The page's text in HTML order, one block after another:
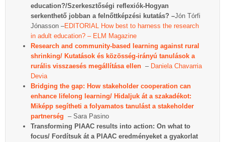
education?/Szerkesztőségi reflexiók-Hogyan
serkenthető jobban a felnőttképzési kutatás? –Jón Tórfi
Jónasson –EDITORIAL How best to harness the research
in adult education? – ELM Magazine
Research and community-based learning against rural
shrinking/ Kutatások és közösség-irányú tanulások a
rurális visszaesés megállítása ellen – Daniela Chavarria
Devia
Bridging the gap: How stakeholder cooperation can
enhance lifelong learning/ Hidaljuk át a szakadékot:
Miképp segítheti a folyamatos tanulást a stakeholder
partnerség – Sara Pasino
Transforming PIAAC results into action: On what to
focus/ Fordítsuk át a PIAAC eredményeket a gyakorlat